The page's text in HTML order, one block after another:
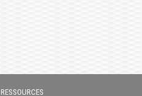
RESSOURCES